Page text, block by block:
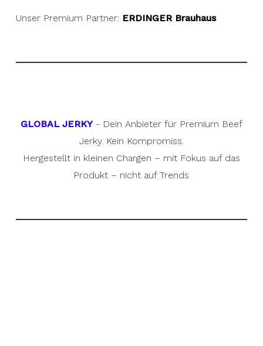
Unser Premium Partner: ERDINGER Brauhaus
GLOBAL JERKY- Dein Anbieter für Premium Beef
Jerky. Kein Kompromiss.
Hergestellt in kleinen Chargen – mit Fokus auf das
Produkt – nicht auf Trends